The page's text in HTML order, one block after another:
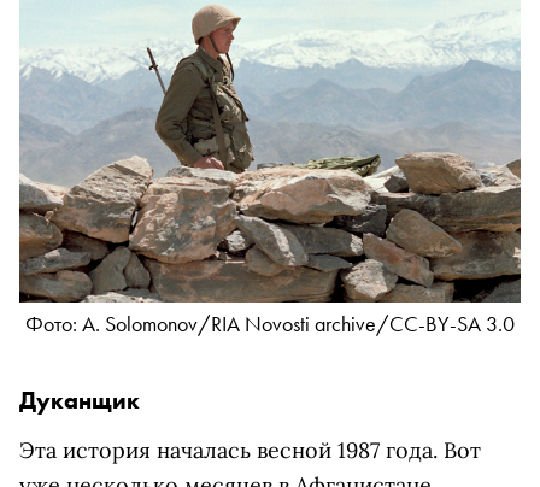
Фото: A. Solomonov/RIA Novosti archive/CC-BY-SA 3.0
Дуканщик
Эта история началась весной 1987 года. Вот